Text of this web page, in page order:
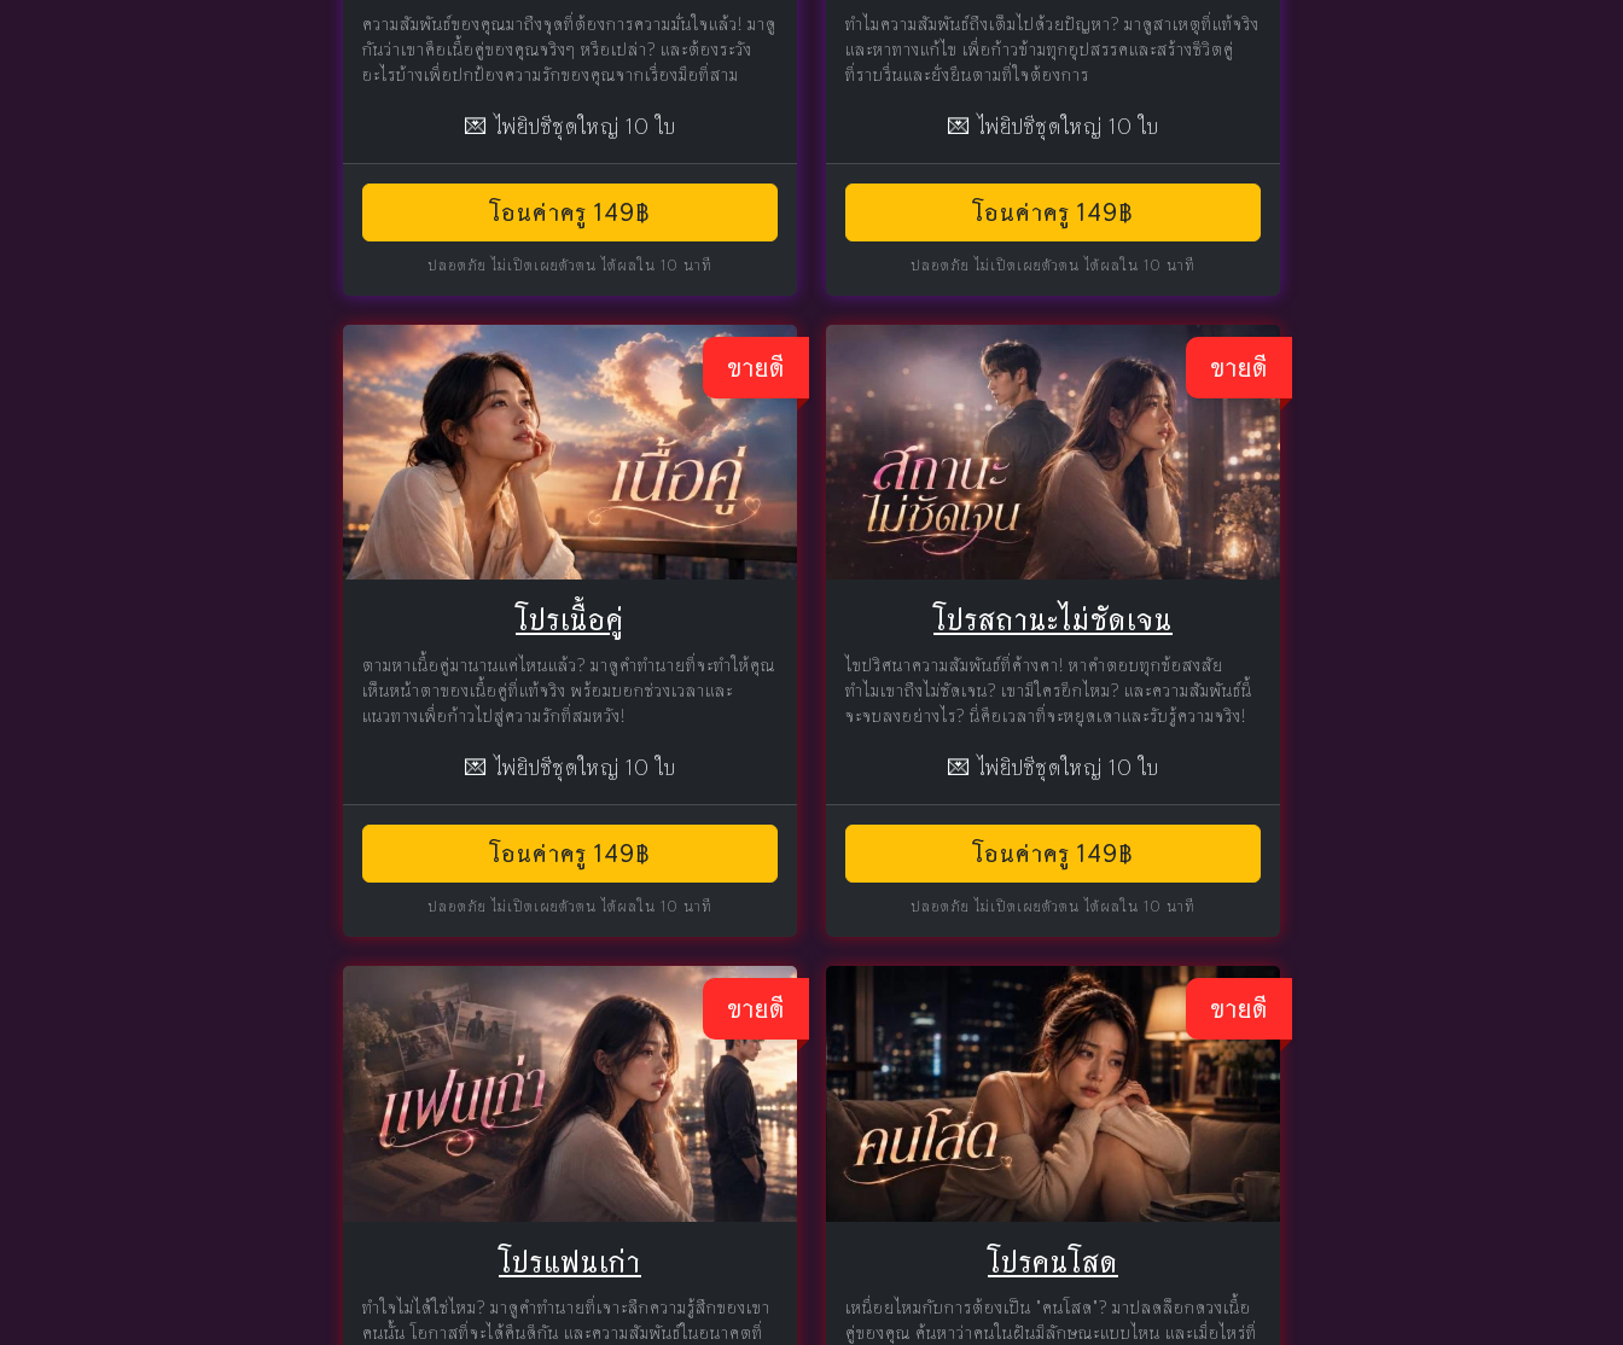
ความสัมพันธ์ของคุณมาถึงจุดที่ต้องการความมั่นใจแล้ว! มาดู
กันว่าเขาคือเนื้อคู่ของคุณจริงๆ หรือเปล่า? และต้องระวัง
อะไรบ้างเพื่อปกป้องความรักของคุณจากเรื่องมือที่สาม
💌 ไพ่ยิปซีชุดใหญ่ 10 ใบ
โอนค่าครู 149฿
ปลอดภัย ไม่เปิดเผยตัวตน ได้ผลใน 10 นาที
ทำไมความสัมพันธ์ถึงเต็มไปด้วยปัญหา? มาดูสาเหตุที่แท้จริง
และหาทางแก้ไข เพื่อก้าวข้ามทุกอุปสรรคและสร้างชีวิตคู่
ที่ราบรื่นและยั่งยืนตามที่ใจต้องการ
💌 ไพ่ยิปซีชุดใหญ่ 10 ใบ
โอนค่าครู 149฿
ปลอดภัย ไม่เปิดเผยตัวตน ได้ผลใน 10 นาที
ขายดี
โปรเนื้อคู่
ตามหาเนื้อคู่มานานแค่ไหนแล้ว? มาดูคำทำนายที่จะทำให้คุณ
เห็นหน้าตาของเนื้อคู่ที่แท้จริง พร้อมบอกช่วงเวลาและ
แนวทางเพื่อก้าวไปสู่ความรักที่สมหวัง!
💌 ไพ่ยิปซีชุดใหญ่ 10 ใบ
โอนค่าครู 149฿
ปลอดภัย ไม่เปิดเผยตัวตน ได้ผลใน 10 นาที
ขายดี
โปรสถานะไม่ชัดเจน
ไขปริศนาความสัมพันธ์ที่ค้างคา! หาคำตอบทุกข้อสงสัย
ทำไมเขาถึงไม่ชัดเจน? เขามีใครอีกไหม? และความสัมพันธ์นี้
จะจบลงอย่างไร? นี่คือเวลาที่จะหยุดเดาและรับรู้ความจริง!
💌 ไพ่ยิปซีชุดใหญ่ 10 ใบ
โอนค่าครู 149฿
ปลอดภัย ไม่เปิดเผยตัวตน ได้ผลใน 10 นาที
ขายดี
โปรแฟนเก่า
ทำใจไม่ได้ใช่ไหม? มาดูคำทำนายที่เจาะลึกความรู้สึกของเขา
คนนั้น โอกาสที่จะได้คืนดีกัน และความสัมพันธ์ในอนาคตที่
ขายดี
โปรคนโสด
เหนื่อยไหมกับการต้องเป็น "คนโสด"? มาปลดล็อกดวงเนื้อ
คู่ของคุณ ค้นหาว่าคนในฝันมีลักษณะแบบไหน และเมื่อไหร่ที่